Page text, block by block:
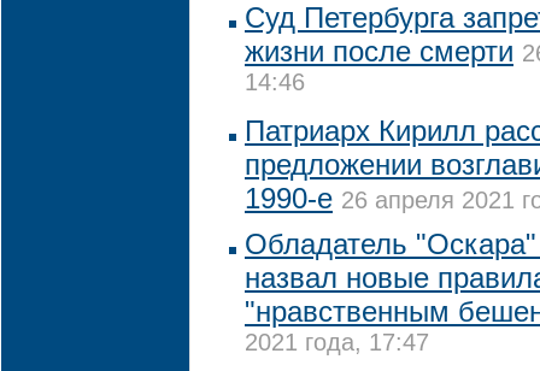
Суд Петербурга
жизни после смерти
14:46
Патриарх Кирилл
предложении
1990-е 26 апреля 2021
Обладатель
назвал новые
"нравственным
2021 года, 17:47